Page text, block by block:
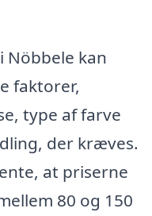
Nöbbele kan
faktorer,
type af farve
der kræves.
at priserne
80 og 150